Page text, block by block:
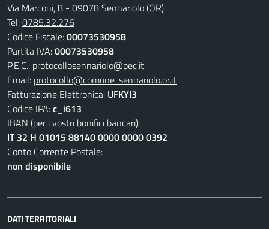
Via Marconi, 8 - 09078 Sennariolo (OR)
Tel:0785.32.276
Codice Fiscale:00073530958
Partita IVA:00073530958
P.E.C.: protocollosennariolo@pec.it
Email: protocollo@comune .sennariolo.or.it
Fatturazione Elettronica: UFKYI3
Codice IPA:c_i613
IBAN (per i vostri bonifici bancari):
IT 32 H 01015 88140 0000 0000 0392
Conto Corrente Postale:
non disponibile
DATI TERRITORIALI